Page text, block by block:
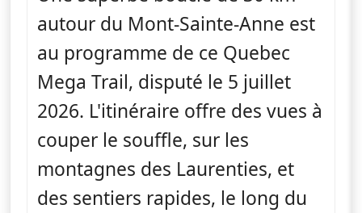
autour du Mont-Sainte-Anne est
au programme de ce Quebec
Mega Trail, disputé le 5 juillet
2026. L'itinéraire offre des vues à
couper le souffle, sur les
montagnes des Laurenties, et
des sentiers rapides, le long du